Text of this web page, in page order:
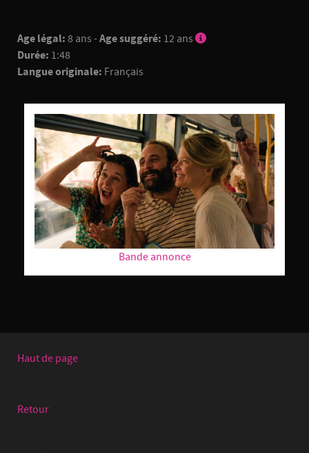
Age légal: 8 ans -Age suggéré: 12 ans
Durée: 1:48
Langue originale: Français
Bande annonce
Haut de page
Retour